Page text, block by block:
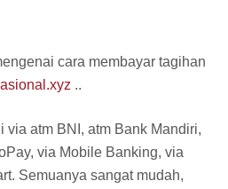
cara membayar tagihan
..
via atm BNI, atm Bank Mandiri,
via Mobile Banking, via
Semuanya sangat mudah,